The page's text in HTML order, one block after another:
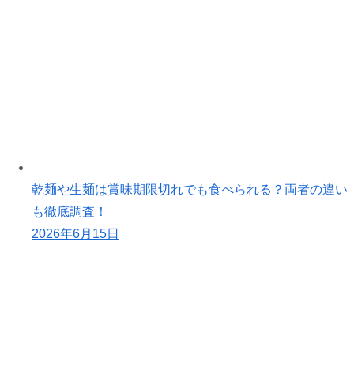
乾麺や生麺は賞味期限切れでも食べられる？両者の違い
も徹底調査！
2026年6月15日